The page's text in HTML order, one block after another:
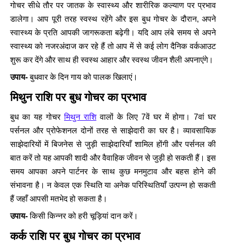
गोचर सीधे तौर पर जातक के स्वास्थ्य और शारीरिक कल्याण पर प्रभाव
डालेगा। आप पूरी तरह स्वस्थ रहेंगे और इस बुध गोचर के दौरान, अपने
स्वास्थ्य के प्रति आपकी जागरूकता बढ़ेगी। यदि आप लंबे समय से अपने
स्वास्थ्य को नजरअंदाज कर रहे हैं तो आप में से कई लोग दैनिक वर्कआउट
शुरू कर देंगे और साथ ही स्वस्थ आहार और स्वस्थ जीवन शैली अपनाएंगे।
उपाय-बुधवार के दिन गाय को पालक खिलाएं।
मिथुन राशि पर बुध गोचर का प्रभाव
बुध का यह गोचर मिथुन राशि वालों के लिए 7वें घर में होगा। 7वां घर
पर्सनल और प्रोफेशनल दोनों तरह से साझेदारी का घर है। व्यावसायिक
साझेदारियों में बिजनेस से जुड़ी साझेदारियाँ शामिल होंगी और पर्सनल की
बात करें तो यह आपकी शादी और वैवाहिक जीवन से जुड़ी हो सकती हैं। इस
समय आपका अपने पार्टनर के साथ कुछ मनमुटाव और बहस होने की
संभावना है। न केवल एक स्थिति या अनेक परिस्थितियाँ उत्पन्न हो सकती
हैं जहाँ आपसी मतभेद हो सकता है।
उपाय-किसी किन्नर को हरी चूड़ियां दान करें।
कर्क राशि पर बुध गोचर का प्रभाव